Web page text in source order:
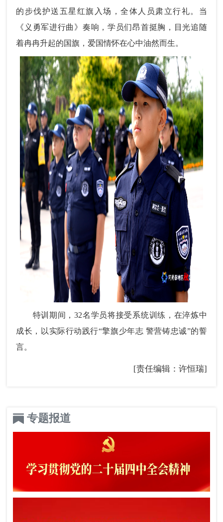
的步伐护送五星红旗入场，全体人员肃立行礼。当
《义勇军进行曲》奏响，学员们昂首挺胸，目光追随
着冉冉升起的国旗，爱国情怀在心中油然而生。
特训期间，32名学员将接受系统训练，在淬炼中
成长，以实际行动践行“擎旗少年志 警营铸忠诚”的誓
言。
[责任编辑：许恒瑞]
专题报道